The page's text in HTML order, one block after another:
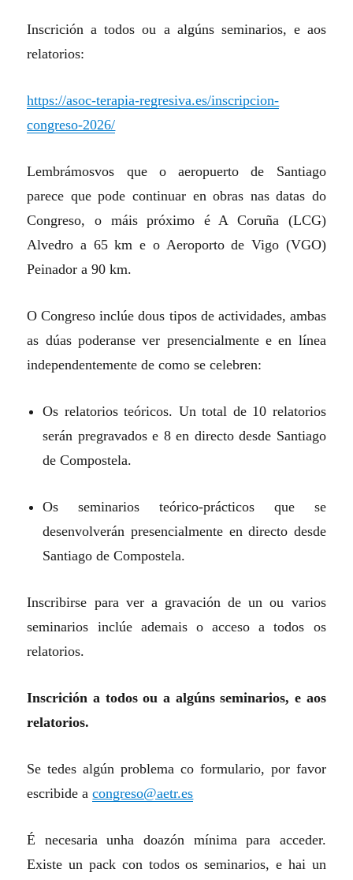
Inscrición a todos ou a algúns seminarios, e aos
relatorios:
https://asoc-terapia-regresiva.es/inscripcion-
congreso-2026/
Lembrámosvos que o aeropuerto de Santiago
parece que pode continuar en obras nas datas do
Congreso, o máis próximo é A Coruña (LCG)
Alvedro a 65 km e o Aeroporto de Vigo (VGO)
Peinador a 90 km.
O Congreso inclúe dous tipos de actividades, ambas
as dúas poderanse ver presencialmente e en línea
independentemente de como se celebren:
Os relatorios teóricos. Un total de 10 relatorios
serán pregravados e 8 en directo desde Santiago
de Compostela.
Os seminarios teórico-prácticos que se
desenvolverán presencialmente en directo desde
Santiago de Compostela.
Inscribirse para ver a gravación de un ou varios
seminarios inclúe ademais o acceso a todos os
relatorios.
Inscrición a todos ou a algúns seminarios, e aos
relatorios.
Se tedes algún problema co formulario, por favor
escribide acongreso@aetr.es
É necesaria unha doazón mínima para acceder.
Existe un pack con todos os seminarios, e hai un